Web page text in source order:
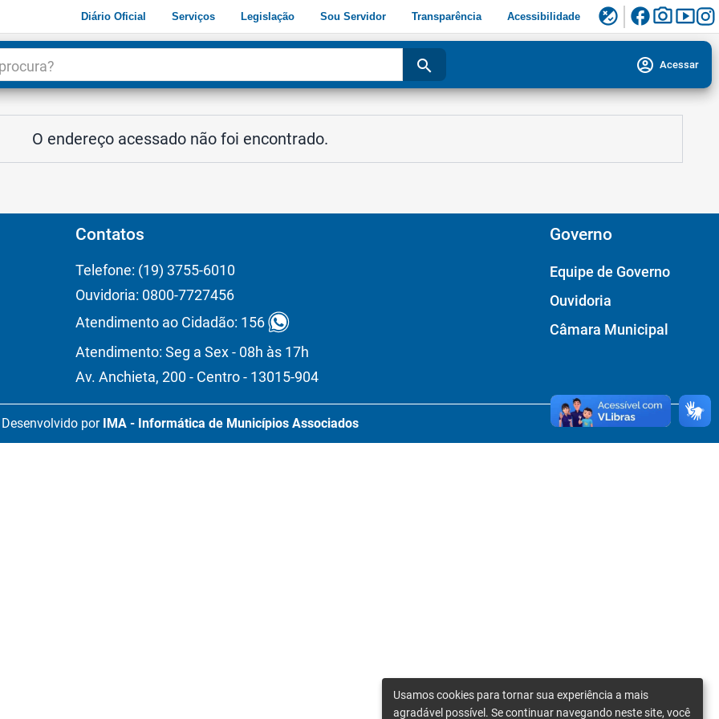
Diário Oficial Serviços Legislação Sou Servidor Transparência Acessibilidade flaky facebookphoto_camerasmart_display
search account_circle Acessar
O endereço acessado não foi encontrado.
Contatos
Telefone: (19) 3755-6010
Ouvidoria: 0800-7727456
Atendimento ao Cidadão: 156
Atendimento: Seg a Sex - 08h às 17h
Av. Anchieta, 200 - Centro - 13015-904
Governo
Equipe de Governo
Ouvidoria
Câmara Municipal
Desenvolvido por IMA - Informática de Municípios Associados
Usamos cookies para tornar sua experiência a mais
agradável possível. Se continuar navegando neste site, você